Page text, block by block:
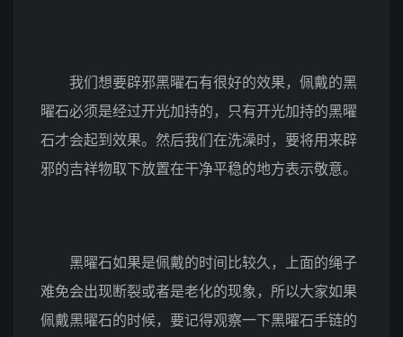
我们想要辟邪黑曜石有很好的效果，佩戴的黑
曜石必须是经过开光加持的，只有开光加持的黑曜
石才会起到效果。然后我们在洗澡时，要将用来辟
邪的吉祥物取下放置在干净平稳的地方表示敬意。
黑曜石如果是佩戴的时间比较久，上面的绳子
难免会出现断裂或者是老化的现象，所以大家如果
佩戴黑曜石的时候，要记得观察一下黑曜石手链的